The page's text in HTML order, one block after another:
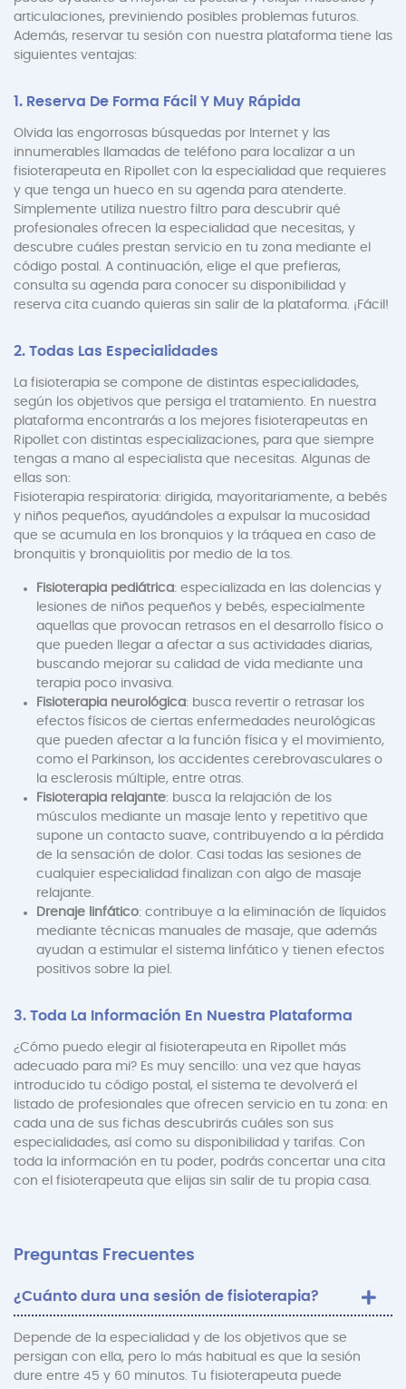
articulaciones, previniendo posibles problemas futuros.
Además, reservar tu sesión con nuestra plataforma tiene las
siguientes ventajas:
1. Reserva De Forma Fácil Y Muy Rápida
Olvida las engorrosas búsquedas por Internet y las
innumerables llamadas de teléfono para localizar a un
fisioterapeuta en Ripollet con la especialidad que requieres
y que tenga un hueco en su agenda para atenderte.
Simplemente utiliza nuestro filtro para descubrir qué
profesionales ofrecen la especialidad que necesitas, y
descubre cuáles prestan servicio en tu zona mediante el
código postal. A continuación, elige el que prefieras,
consulta su agenda para conocer su disponibilidad y
reserva cita cuando quieras sin salir de la plataforma. ¡Fácil!
2. Todas Las Especialidades
La fisioterapia se compone de distintas especialidades,
según los objetivos que persiga el tratamiento. En nuestra
plataforma encontrarás a los mejores fisioterapeutas en
Ripollet con distintas especializaciones, para que siempre
tengas a mano al especialista que necesitas. Algunas de
ellas son:
Fisioterapia respiratoria: dirigida, mayoritariamente, a bebés
y niños pequeños, ayudándoles a expulsar la mucosidad
que se acumula en los bronquios y la tráquea en caso de
bronquitis y bronquiolitis por medio de la tos.
Fisioterapia pediátrica: especializada en las dolencias y
lesiones de niños pequeños y bebés, especialmente
aquellas que provocan retrasos en el desarrollo físico o
que pueden llegar a afectar a sus actividades diarias,
buscando mejorar su calidad de vida mediante una
terapia poco invasiva.
Fisioterapia neurológica: busca revertir o retrasar los
efectos físicos de ciertas enfermedades neurológicas
que pueden afectar a la función física y el movimiento,
como el Parkinson, los accidentes cerebrovasculares o
la esclerosis múltiple, entre otras.
Fisioterapia relajante: busca la relajación de los
músculos mediante un masaje lento y repetitivo que
supone un contacto suave, contribuyendo a la pérdida
de la sensación de dolor. Casi todas las sesiones de
cualquier especialidad finalizan con algo de masaje
relajante.
Drenaje linfático: contribuye a la eliminación de líquidos
mediante técnicas manuales de masaje, que además
ayudan a estimular el sistema linfático y tienen efectos
positivos sobre la piel.
3. Toda La Información En Nuestra Plataforma
¿Cómo puedo elegir al fisioterapeuta en Ripollet más
adecuado para mi? Es muy sencillo: una vez que hayas
introducido tu código postal, el sistema te devolverá el
listado de profesionales que ofrecen servicio en tu zona: en
cada una de sus fichas descubrirás cuáles son sus
especialidades, así como su disponibilidad y tarifas. Con
toda la información en tu poder, podrás concertar una cita
con el fisioterapeuta que elijas sin salir de tu propia casa.
Preguntas Frecuentes
¿Cuánto dura una sesión de fisioterapia?
Depende de la especialidad y de los objetivos que se
persigan con ella, pero lo más habitual es que la sesión
dure entre 45 y 60 minutos. Tu fisioterapeuta puede